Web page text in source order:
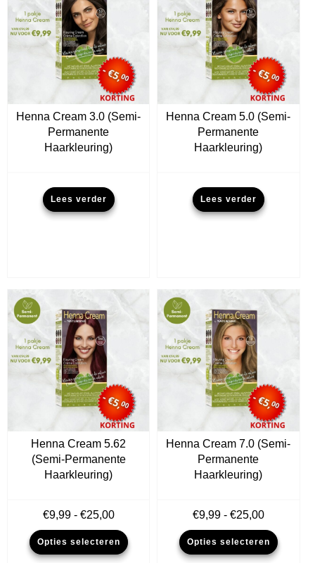
op
de
Henna Cream 3.0 (Semi-
Permanente
Haarkleuring)
Lees verder
Henna Cream 5.0 (Semi-
Permanente
Haarkleuring)
Lees verder
Henna Cream 5.62
(Semi-Permanente
Haarkleuring)
€9,99 - €25,00Prijsklasse:
€9,99
tot
Opties selecteren
Dit
product
Henna Cream 7.0 (Semi-
Permanente
Haarkleuring)
€9,99 - €25,00
€9,99
tot
Opties selecteren
Dit